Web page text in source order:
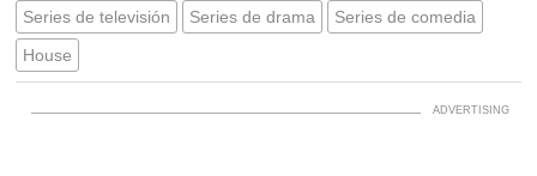
Series de televisión Series de drama
Series de comedia
House